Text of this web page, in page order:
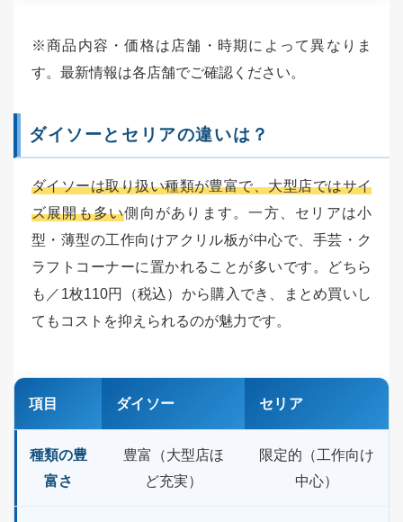
※商品内容・価格は店舗・時期によって異なりま
す。最新情報は各店舗でご確認ください。
ダイソーとセリアの違いは？
ダイソーは取り扱い種類が豊富で、大型店ではサイ
ズ展開も多い側向があります。一方、セリアは小
型・薄型の工作向けアクリル板が中心で、手芸・ク
ラフトコーナーに置かれることが多いです。どちら
も／1枚110円（税込）から購入でき、まとめ買いし
てもコストを抑えられるのが魅力です。
項目 ダイソー セリア
種類の豊
富さ
豊富（大型店ほ
ど充実）
限定的（工作向け
中心）